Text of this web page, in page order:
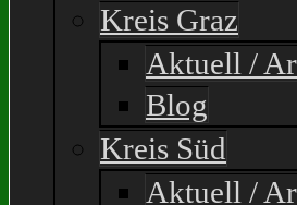
Kreis Graz
Aktuell /
Blog
Kreis Süd
Aktuell /